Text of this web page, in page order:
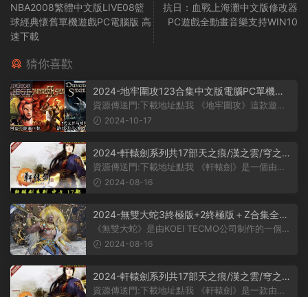
NBA2008繁體中文版LIVE08籃
球經典懷舊單機遊戲PC電腦版 高
速下載
抗日：血戰上海灘中文版修改器
PC遊戲全動畫音樂支持WIN10
猜你喜歡
2024-地牢圍攻123合集中文版電腦PC單機冒
險ARPG遊戲 免STEAM/地牢圍攻1+阿拉那的
傳說/地牢圍攻2+破碎的世界
資源傳送門:下載地址點我 《地牢圍攻》這款遊戲
采用了無縫地圖技術，這意味着玩...
2024-10-17
2024-軒轅劍系列共17部天之痕/漢之雲/穹之
扉/蒼之濤/雲之遙/外傳PC遊戲
資源傳送門:下載地址點我 《軒轅劍》是一個由大
宇資訊公司開發并發布的遊戲系列...
2024-08-16
2024-無雙大蛇3終極版+2終極版＋Z合集全DL
C送存檔送修改器懷舊PC遊戲
《無雙大蛇》是由KOEI TECMO公司制作的一個無
雙系列遊戲。該遊戲的背景設定在一個...
2024-08-16
2024-軒轅劍系列共17部天之痕/漢之雲/穹之
扉/蒼之濤/雲之遙/外傳PC遊戲
資源傳送門:下載地址點我 《軒轅劍》是一款由大